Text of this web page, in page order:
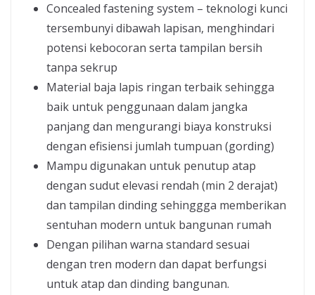
Concealed fastening system – teknologi kunci
tersembunyi dibawah lapisan, menghindari
potensi kebocoran serta tampilan bersih
tanpa sekrup
Material baja lapis ringan terbaik sehingga
baik untuk penggunaan dalam jangka
panjang dan mengurangi biaya konstruksi
dengan efisiensi jumlah tumpuan (gording)
Mampu digunakan untuk penutup atap
dengan sudut elevasi rendah (min 2 derajat)
dan tampilan dinding sehinggga memberikan
sentuhan modern untuk bangunan rumah
Dengan pilihan warna standard sesuai
dengan tren modern dan dapat berfungsi
untuk atap dan dinding bangunan.